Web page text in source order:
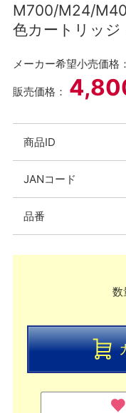
M700/M24/
色カートリッジ
メーカー希望小売価格：
販売価格：
商品ID
JANコード
品番
数